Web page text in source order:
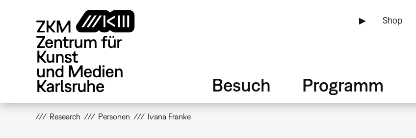
▶ Shop
Besuch Programm
Research Personen Ivana Franke